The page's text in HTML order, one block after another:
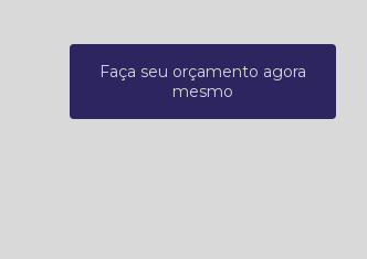
Faça seu orçamento agora
mesmo